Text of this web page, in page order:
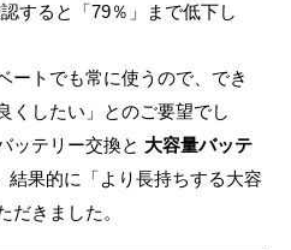
すると「79％」まで低下し
ートでも常に使うので、でき
くしたい」とのご要望でし
ッテリー交換と 大容量バッテ
結果的に「より長持ちする大容
だきました。